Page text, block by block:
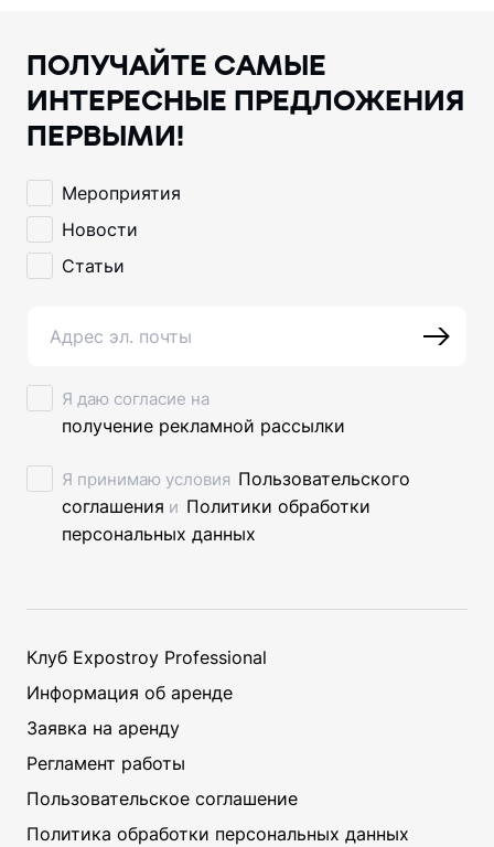
ПОЛУЧАЙТЕ САМЫЕ
ИНТЕРЕСНЫЕ ПРЕДЛОЖЕНИЯ
ПЕРВЫМИ!
Мероприятия
Новости
Статьи
Я даю согласие на
получение рекламной рассылки
Я принимаю условия Пользовательского
соглашения и Политики обработки
персональных данных
ЗАКРЫТЬ
Клуб Expostroy Professional
Информация об аренде
Заявка на аренду
Регламент работы
Пользовательское соглашение
Политика обработки персональных данных